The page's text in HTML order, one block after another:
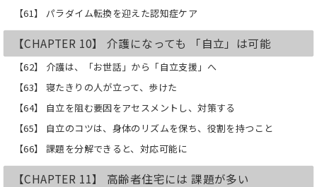
【61】 パラダイム転換を迎えた認知症ケア
【CHAPTER 10】 介護になっても 「自立」は可能
【62】 介護は、「お世話」から「自立支援」へ
【63】 寝たきりの人が立って、歩けた
【64】 自立を阻む要因をアセスメントし、対策する
【65】 自立のコツは、身体のリズムを保ち、役割を持つこと
【66】 課題を分解できると、対応可能に
【CHAPTER 11】 高齢者住宅には 課題が多い